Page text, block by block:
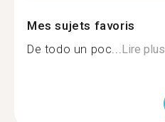
Mes sujets favoris
De todo un poc...Lire plus